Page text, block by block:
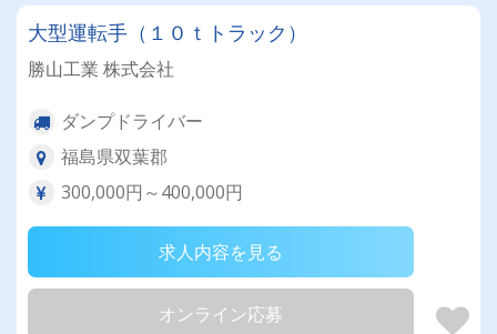
大型運転手（１０ｔトラック）
勝山工業 株式会社
ダンプドライバー
福島県双葉郡
300,000円～400,000円
求人内容を見る
オンライン応募